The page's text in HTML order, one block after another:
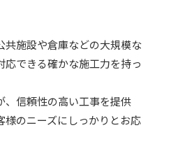
共施設や倉庫などの大規模な
応できる確かな施工力を持っ
、信頼性の高い工事を提供
様のニーズにしっかりとお応